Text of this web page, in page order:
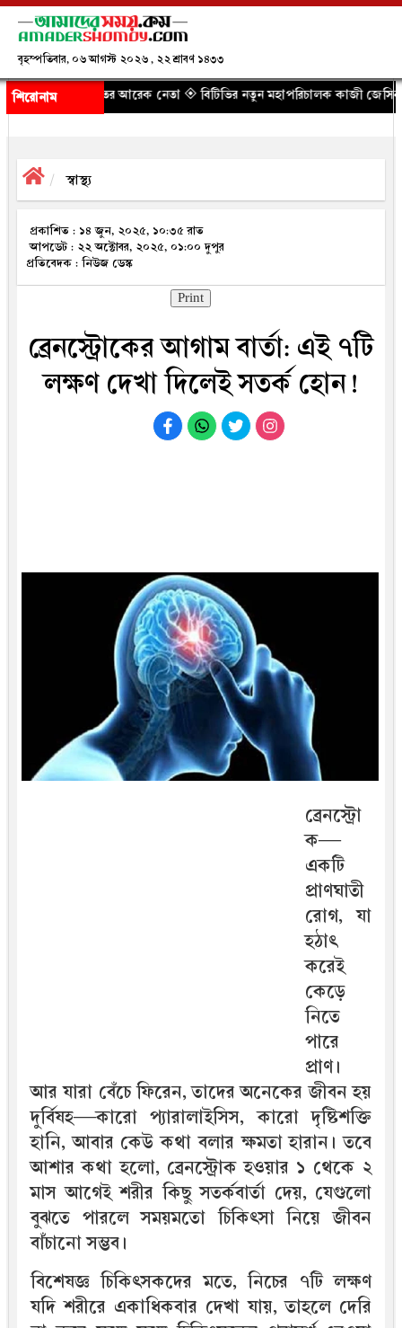
বৃহস্পতিবার, ০৬ আগস্ট ২০২৬ , ২২ শ্রাবণ ১৪৩৩
শিরোনাম
আরেক নেতা ◈ বিটিভির নতুন মহাপরিচালক কাজী জেসিন◈ চলতি অর্থবছরেই
স্বাস্থ্য
প্রকাশিত : ১৪ জুন, ২০২৫, ১০:৩৫ রাত
আপডেট : ২২ অক্টোবর, ২০২৫, ০১:০০ দুপুর
প্রতিবেদক : নিউজ ডেস্ক
Print
ব্রেনস্ট্রোকের আগাম বার্তা: এই ৭টি
লক্ষণ দেখা দিলেই সতর্ক হোন!
ব্রেনস্ট্রো
ক—
একটি
প্রাণঘাতী
রোগ, যা
হঠাৎ
করেই
কেড়ে
নিতে
পারে
প্রাণ।
আর যারা বেঁচে ফিরেন, তাদের অনেকের জীবন হয়
দুর্বিষহ—কারো প্যারালাইসিস, কারো দৃষ্টিশক্তি
হানি, আবার কেউ কথা বলার ক্ষমতা হারান। তবে
আশার কথা হলো, ব্রেনস্ট্রোক হওয়ার ১ থেকে ২
মাস আগেই শরীর কিছু সতর্কবার্তা দেয়, যেগুলো
বুঝতে পারলে সময়মতো চিকিৎসা নিয়ে জীবন
বাঁচানো সম্ভব।
বিশেষজ্ঞ চিকিৎসকদের মতে, নিচের ৭টি লক্ষণ
যদি শরীরে একাধিকবার দেখা যায়, তাহলে দেরি